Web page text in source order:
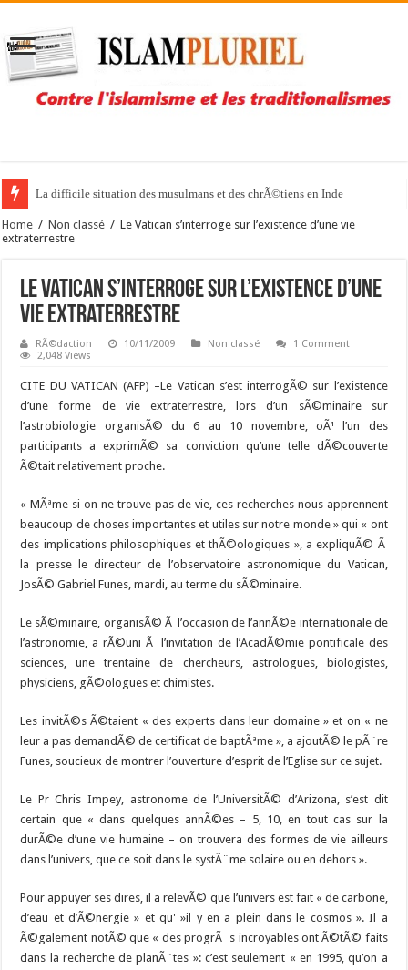
La difficile situation des musulmans et des chrÃ©tiens en Inde
Home / Non classé / Le Vatican s’interroge sur l’existence d’une vie
extraterrestre
Le Vatican s’interroge sur l’existence d’une
vie extraterrestre
RÃ©daction 10/11/2009 Non classé
1 Comment
2,048 Views
CITE DU VATICAN (AFP) –Le Vatican s’est interrogÃ© sur l’existence
d’une forme de vie extraterrestre, lors d’un sÃ©minaire sur
l’astrobiologie organisÃ© du 6 au 10 novembre, oÃ¹ l’un des
participants a exprimÃ© sa conviction qu’une telle dÃ©couverte
Ã©tait relativement proche.
« MÃªme si on ne trouve pas de vie, ces recherches nous apprennent
beaucoup de choses importantes et utiles sur notre monde » qui « ont
des implications philosophiques et thÃ©ologiques », a expliquÃ© Ã
la presse le directeur de l’observatoire astronomique du Vatican,
JosÃ© Gabriel Funes, mardi, au terme du sÃ©minaire.
Le sÃ©minaire, organisÃ© Ã l’occasion de l’annÃ©e internationale de
l’astronomie, a rÃ©uni Ã l’invitation de l’AcadÃ©mie pontificale des
sciences, une trentaine de chercheurs, astrologues, biologistes,
physiciens, gÃ©ologues et chimistes.
Les invitÃ©s Ã©taient « des experts dans leur domaine » et on « ne
leur a pas demandÃ© de certificat de baptÃªme », a ajoutÃ© le pÃ¨re
Funes, soucieux de montrer l’ouverture d’esprit de l’Eglise sur ce sujet.
Le Pr Chris Impey, astronome de l’UniversitÃ© d’Arizona, s’est dit
certain que « dans quelques annÃ©es – 5, 10, en tout cas sur la
durÃ©e d’une vie humaine – on trouvera des formes de vie ailleurs
dans l’univers, que ce soit dans le systÃ¨me solaire ou en dehors ».
Pour appuyer ses dires, il a relevÃ© que l’univers est fait « de carbone,
d’eau et d’Ã©nergie » et qu' »il y en a plein dans le cosmos ». Il a
Ã©galement notÃ© que « des progrÃ¨s incroyables ont Ã©tÃ© faits
dans la recherche de planÃ¨tes »: c’est seulement « en 1995, qu’on a